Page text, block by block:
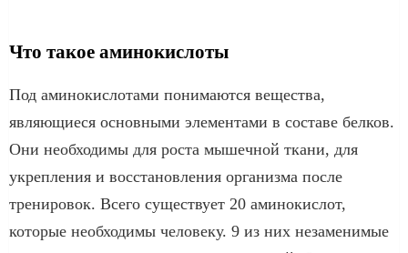
Что такое аминокислоты
Под аминокислотами понимаются вещества,
являющиеся основными элементами в составе белков.
Они необходимы для роста мышечной ткани, для
укрепления и восстановления организма после
тренировок. Всего существует 20 аминокислот,
которые необходимы человеку. 9 из них незаменимые